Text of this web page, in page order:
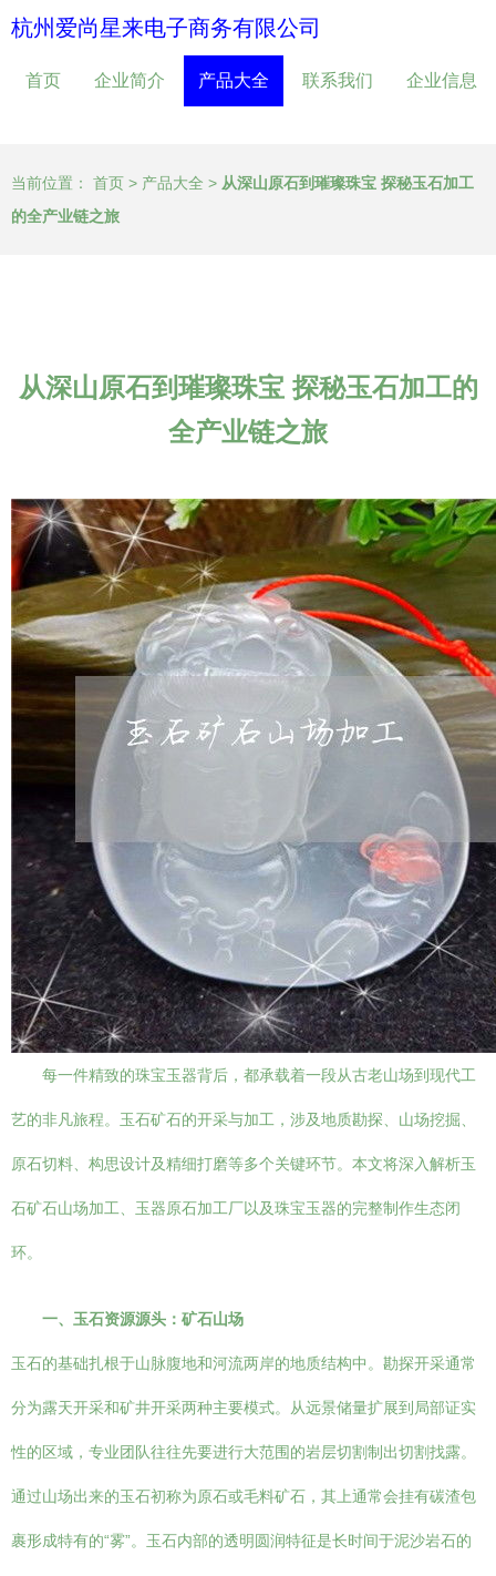
杭州爱尚星来电子商务有限公司
首页 企业简介 产品大全 联系我们 企业信息
当前位置： 首页 > 产品大全 > 从深山原石到璀璨珠宝 探秘玉石加工
的全产业链之旅
从深山原石到璀璨珠宝 探秘玉石加工的
全产业链之旅
每一件精致的珠宝玉器背后，都承载着一段从古老山场到现代工
艺的非凡旅程。玉石矿石的开采与加工，涉及地质勘探、山场挖掘、
原石切料、构思设计及精细打磨等多个关键环节。本文将深入解析玉
石矿石山场加工、玉器原石加工厂以及珠宝玉器的完整制作生态闭
环。
一、玉石资源源头：矿石山场
玉石的基础扎根于山脉腹地和河流两岸的地质结构中。勘探开采通常
分为露天开采和矿井开采两种主要模式。从远景储量扩展到局部证实
性的区域，专业团队往往先要进行大范围的岩层切割制出切割找露。
通过山场出来的玉石初称为原石或毛料矿石，其上通常会挂有碳渣包
裹形成特有的“雾”。玉石内部的透明圆润特征是长时间于泥沙岩石的